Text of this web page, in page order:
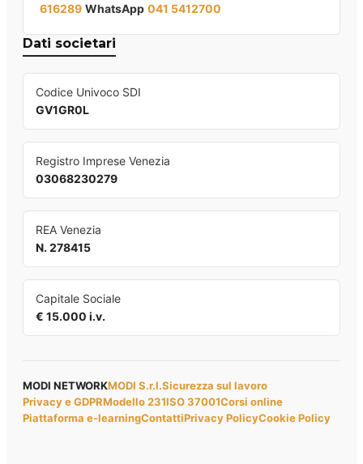
616289 WhatsApp 041 5412700
Dati societari
Codice Univoco SDI
GV1GR0L
Registro Imprese Venezia
03068230279
REA Venezia
N. 278415
Capitale Sociale
€ 15.000 i.v.
MODI NETWORKMODI S.r.l.Sicurezza sul lavoro
Privacy e GDPRModello 231ISO 37001Corsi online
Piattaforma e-learningContattiPrivacy PolicyCookie Policy